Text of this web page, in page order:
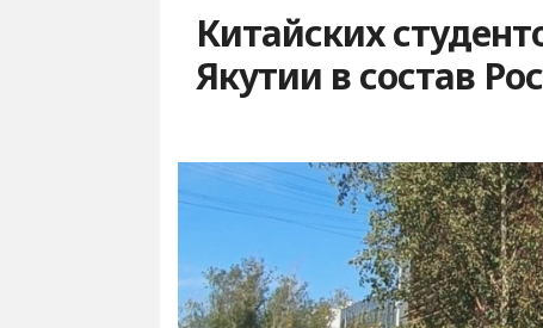
Китайских
Якутии в состав